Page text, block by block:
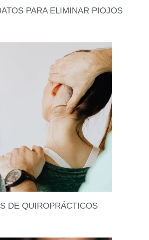
que todas conocemos… niños
cabeza sin parar 😰. Y sí, muchas
una sola cosa: llegaron los piojos.
Leer datos
PARA ELIMINAR PIOJOS
DE QUIROPRÁCTICOS